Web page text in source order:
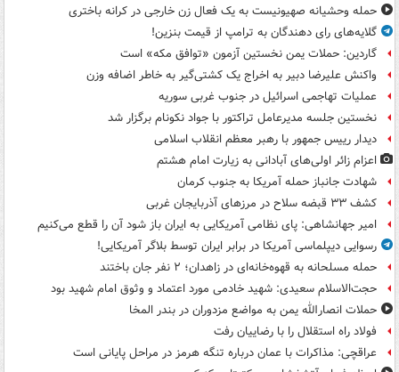
حمله وحشیانه صهیونیست به یک فعال زن خارجی در کرانه باختری
گلایه‌های رای دهندگان به ترامپ از قیمت بنزین!
گاردین: حملات یمن نخستین آزمون «توافق مکه» است
واکنش علیرضا دبیر به اخراج یک کشتی‌گیر به خاطر اضافه وزن
عملیات تهاجمی اسرائیل در جنوب غربی سوریه
نخستین جلسه مدیرعامل تراکتور با جواد نکونام برگزار شد
دیدار رییس جمهور با رهبر معظم انقلاب اسلامی
اعزام زائر اولی‌های آبادانی به زیارت امام هشتم
شهادت جانباز حمله آمریکا به جنوب کرمان
کشف ۳۳ قبضه سلاح در مرزهای آذربایجان غربی
امیر جهانشاهی: پای نظامی آمریکایی به ایران باز شود آن را قطع می‌کنیم
رسوایی دیپلماسی آمریکا در برابر ایران توسط بلاگر آمریکایی!
حمله مسلحانه به قهوه‌خانه‌ای در زاهدان؛ ۲ نفر جان باختند
حجت‌الاسلام سعیدی: شهید خادمی مورد اعتماد و وثوق امام شهید بود
حملات انصارالله یمن به مواضع مزدوران در بندر المخا
فولاد راه استقلال را با رضاییان رفت
عراقچی: مذاکرات با عمان درباره تنگه هرمز در مراحل پایانی است